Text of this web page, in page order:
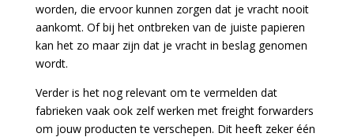
worden, die ervoor kunnen zorgen dat je vracht nooit
aankomt. Of bij het ontbreken van de juiste papieren
kan het zo maar zijn dat je vracht in beslag genomen
wordt.
Verder is het nog relevant om te vermelden dat
fabrieken vaak ook zelf werken met freight forwarders
om jouw producten te verschepen. Dit heeft zeker één